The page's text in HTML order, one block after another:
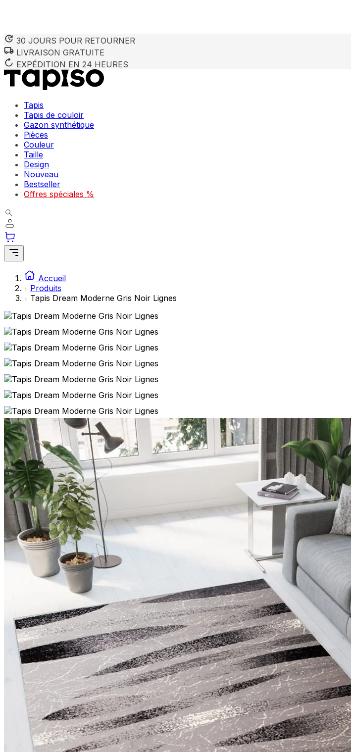
30 JOURS POUR RETOURNER
LIVRAISON GRATUITE
EXPÉDITION EN 24 HEURES
Tapis
Tapis de couloir
Gazon synthétique
Pièces
Couleur
Taille
Design
Nouveau
Bestseller
Offres spéciales %
Accueil
Produits
Tapis Dream Moderne Gris Noir Lignes